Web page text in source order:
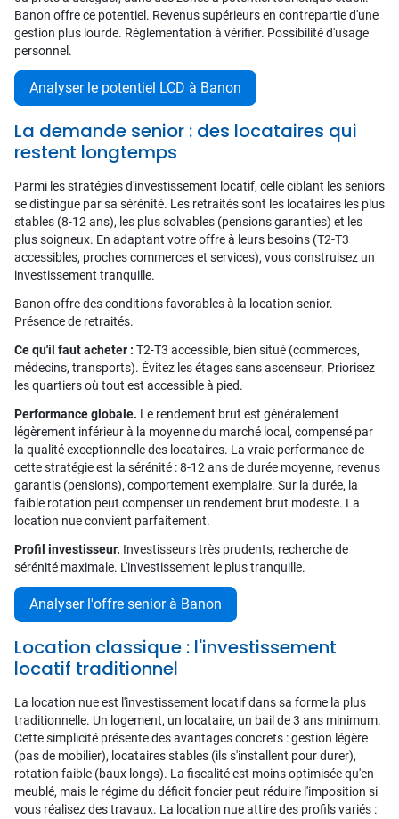
Banon offre ce potentiel. Revenus supérieurs en contrepartie d'une
gestion plus lourde. Réglementation à vérifier. Possibilité d'usage
personnel.
Analyser le potentiel LCD à Banon
La demande senior : des locataires qui
restent longtemps
Parmi les stratégies d'investissement locatif, celle ciblant les seniors
se distingue par sa sérénité. Les retraités sont les locataires les plus
stables (8-12 ans), les plus solvables (pensions garanties) et les
plus soigneux. En adaptant votre offre à leurs besoins (T2-T3
accessibles, proches commerces et services), vous construisez un
investissement tranquille.
Banon offre des conditions favorables à la location senior.
Présence de retraités.
Ce qu'il faut acheter : T2-T3 accessible, bien situé (commerces,
médecins, transports). Évitez les étages sans ascenseur. Priorisez
les quartiers où tout est accessible à pied.
Performance globale. Le rendement brut est généralement
légèrement inférieur à la moyenne du marché local, compensé par
la qualité exceptionnelle des locataires. La vraie performance de
cette stratégie est la sérénité : 8-12 ans de durée moyenne, revenus
garantis (pensions), comportement exemplaire. Sur la durée, la
faible rotation peut compenser un rendement brut modeste. La
location nue convient parfaitement.
Profil investisseur. Investisseurs très prudents, recherche de
sérénité maximale. L'investissement le plus tranquille.
Analyser l'offre senior à Banon
Location classique : l'investissement
locatif traditionnel
La location nue est l'investissement locatif dans sa forme la plus
traditionnelle. Un logement, un locataire, un bail de 3 ans minimum.
Cette simplicité présente des avantages concrets : gestion légère
(pas de mobilier), locataires stables (ils s'installent pour durer),
rotation faible (baux longs). La fiscalité est moins optimisée qu'en
meublé, mais le régime du déficit foncier peut réduire l'imposition si
vous réalisez des travaux. La location nue attire des profils variés :